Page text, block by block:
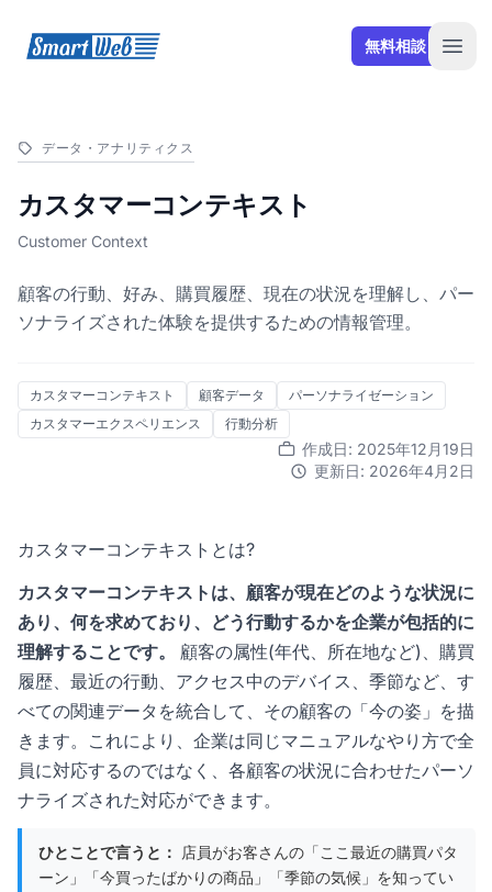
SmartWeb 無料相談
データ・アナリティクス
カスタマーコンテキスト
Customer Context
顧客の行動、好み、購買履歴、現在の状況を理解し、パー
ソナライズされた体験を提供するための情報管理。
カスタマーコンテキスト 顧客データ
パーソナライゼーション
カスタマーエクスペリエンス
行動分析
作成日: 2025年12月19日
更新日: 2026年4月2日
カスタマーコンテキストとは?
カスタマーコンテキストは、顧客が現在どのような状況に
あり、何を求めており、どう行動するかを企業が包括的に
理解することです。
顧客の属性(年代、所在地など)、購買
履歴、最近の行動、アクセス中のデバイス、季節など、す
べての関連データを統合して、その顧客の「今の姿」を描
きます。これにより、企業は同じマニュアルなやり方で全
員に対応するのではなく、各顧客の状況に合わせたパーソ
ナライズされた対応ができます。
ひとことで言うと：
店員がお客さんの「ここ最近の購買パタ
ーン」「今買ったばかりの商品」「季節の気候」を知ってい